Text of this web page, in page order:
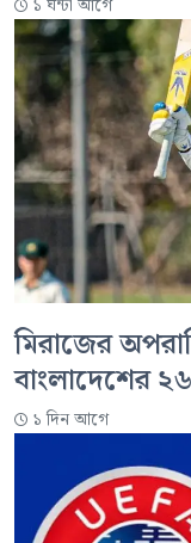
১ ঘন্টা আগে
মিরাজের
বাংলাদেশের
১ দিন আগে